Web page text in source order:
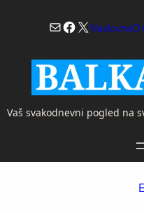
Mail
Facebook
X NaslovnaO
Vaš svakodnevni pogled na